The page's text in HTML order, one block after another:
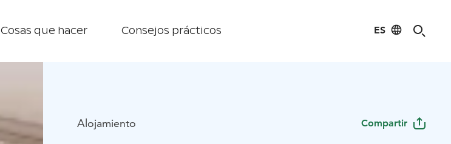
Cosas que hacer Consejos prácticos ES
Alojamiento Compartir